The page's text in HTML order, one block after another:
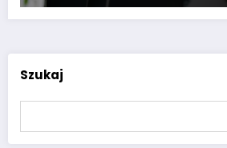
Szukaj